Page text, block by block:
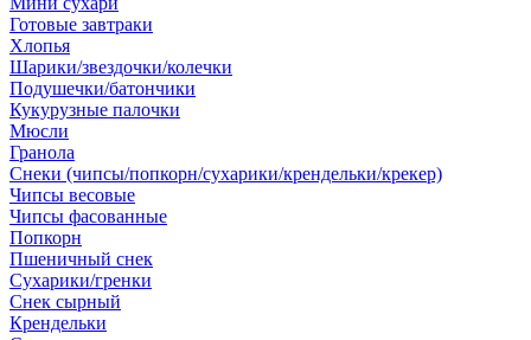
Готовые завтраки
Хлопья
Шарики/звездочки/колечки
Подушечки/батончики
Кукурузные палочки
Мюсли
Гранола
Снеки (чипсы/попкорн/сухарики/крендельки/крекер)
Чипсы весовые
Чипсы фасованные
Попкорн
Пшеничный снек
Сухарики/гренки
Снек сырный
Крендельки